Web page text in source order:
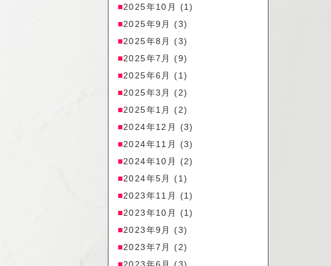
2025年10月
(1)
2025年9月
(3)
2025年8月
(3)
2025年7月
(9)
2025年6月
(1)
2025年3月
(2)
2025年1月
(2)
2024年12月
(3)
2024年11月
(3)
2024年10月
(2)
2024年5月
(1)
2023年11月
(1)
2023年10月
(1)
2023年9月
(3)
2023年7月
(2)